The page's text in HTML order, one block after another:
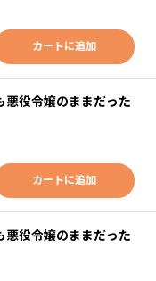
カートに追加
悪役令嬢のままだった
カートに追加
悪役令嬢のままだった